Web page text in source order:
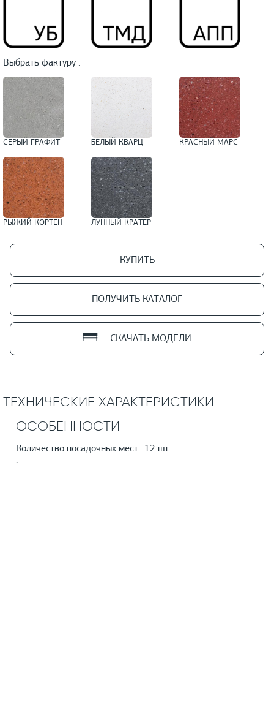
Выбрать фактуру :
СЕРЫЙ ГРАФИТ БЕЛЫЙ КВАРЦ КРАСНЫЙ МАРС
РЫЖИЙ КОРТЕН ЛУННЫЙ КРАТЕР
КУПИТЬ
ПОЛУЧИТЬ КАТАЛОГ
СКАЧАТЬ МОДЕЛИ
ТЕХНИЧЕСКИЕ ХАРАКТЕРИСТИКИ
ОСОБЕННОСТИ
Количество посадочных мест
:
12 шт.